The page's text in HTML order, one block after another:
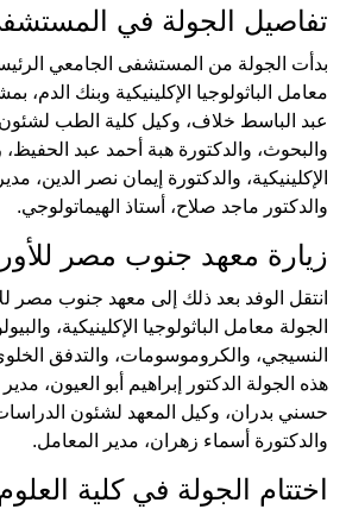
تفاصيل الجولة في
بدأت الجولة من المستشفى الجامعي
معامل الباثولوجيا الإكلينيكية وبنك الدم،
عبد الباسط خلاف، وكيل كلية الطب لشئون
والبحوث، والدكتورة هبة أحمد عبد
الإكلينيكية، والدكتورة إيمان نصر الدين،
والدكتور ماجد صلاح، أستاذ الهيماتولوجي.
زيارة معهد جنوب مصر
انتقل الوفد بعد ذلك إلى معهد جنوب مصر
الجولة معامل الباثولوجيا الإكلينيكية،
النسيجي، والكروموسومات، والتدفق
هذه الجولة الدكتور إبراهيم أبو العيون،
حسني بدران، وكيل المعهد لشئون الدراسات
والدكتورة أسماء زهران، مدير المعامل.
اختتام الجولة في كلية